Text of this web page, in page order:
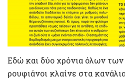
Εδώ και δύο χρόνια όλων των
ρουφιάνοι κλαίνε στα